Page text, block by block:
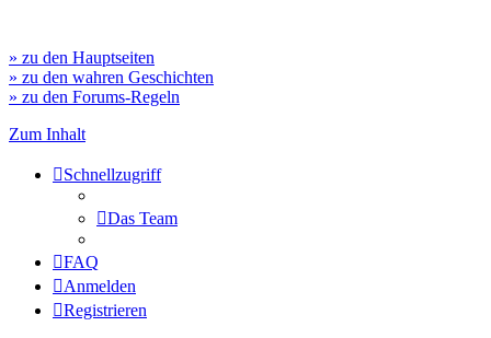
» zu den Hauptseiten
» zu den wahren Geschichten
» zu den Forums-Regeln
Zum Inhalt
Schnellzugriff
Das Team
FAQ
Anmelden
Registrieren